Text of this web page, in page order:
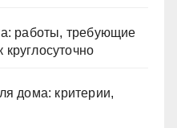
работы, требующие
дома: критерии,